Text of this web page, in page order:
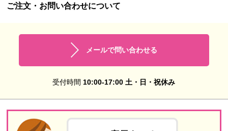
ご注文・お問い合わせについて
メールで問い合わせる
受付時間10:00-17:00 土・日・祝休み